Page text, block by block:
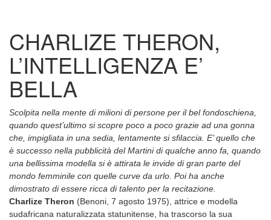
CHARLIZE THERON,
L’INTELLIGENZA E’
BELLA
Scolpita nella mente di milioni di persone per il bel fondoschiena,
quando quest’ultimo si scopre poco a poco grazie ad una gonna
che, impigliata in una sedia, lentamente si sfilaccia. E’ quello che
è successo nella pubblicità del Martini di qualche anno fa, quando
una bellissima modella si è attirata le invide di gran parte del
mondo femminile con quelle curve da urlo. Poi ha anche
dimostrato di essere ricca di talento per la recitazione.
Charlize Theron (Benoni, 7 agosto 1975), attrice e modella
sudafricana naturalizzata statunitense, ha trascorso la sua